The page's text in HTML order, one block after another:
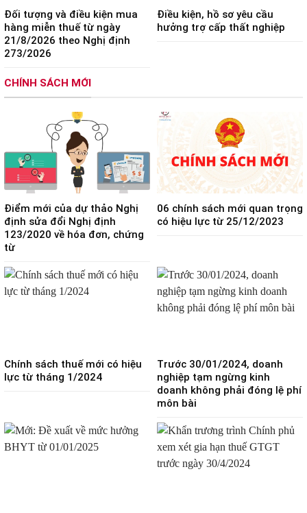
Đối tượng và điều kiện mua
hàng miễn thuế từ ngày
21/8/2026 theo Nghị định
273/2026
Điều kiện, hồ sơ yêu cầu
hưởng trợ cấp thất nghiệp
CHÍNH SÁCH MỚI
Điểm mới của dự thảo Nghị
định sửa đổi Nghị định
123/2020 về hóa đơn, chứng
từ
06 chính sách mới quan trọng
có hiệu lực từ 25/12/2023
Chính sách thuế mới có hiệu
lực từ tháng 1/2024
Trước 30/01/2024, doanh
nghiệp tạm ngừng kinh
doanh không phải đóng lệ phí
môn bài